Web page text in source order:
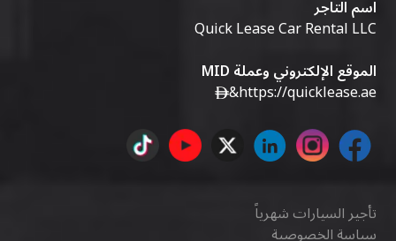
اسم التاجر
Quick Lease Car Rental LLC
الموقع الإلكتروني وعملة MID
https://quicklease.ae
&
تأجير السيارات شهرياً